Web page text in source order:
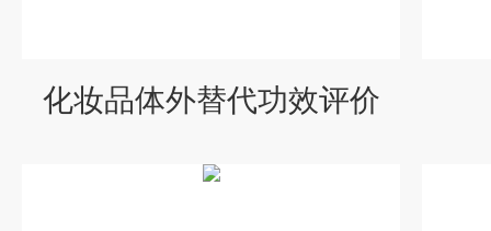
化妆品体外替代功效评价